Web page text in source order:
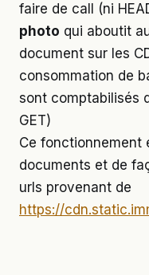
faire de call (ni
photo qui aboutit
document sur les
consommation de
sont comptabilisés
GET)
Ce fonctionnement
documents et de
urls provenant de
https://